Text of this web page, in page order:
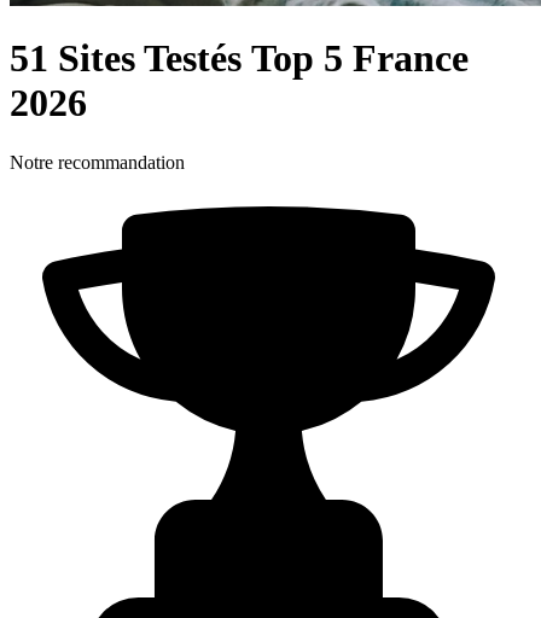
51 Sites Testés Top 5 France
2026
Notre recommandation